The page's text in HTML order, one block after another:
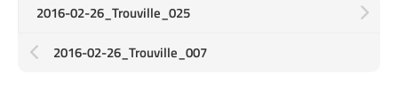
2016-02-26_Trouville_025
2016-02-26_Trouville_007